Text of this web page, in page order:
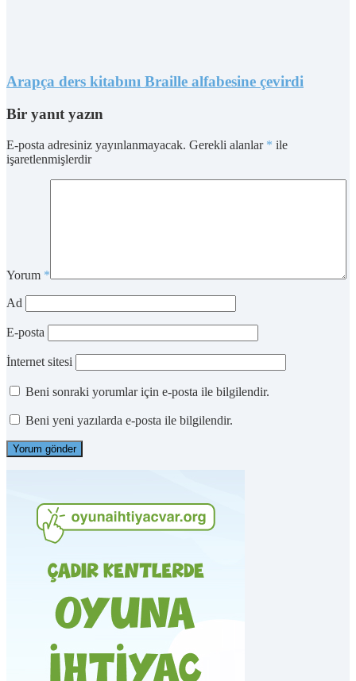
Arapça ders kitabını Braille alfabesine çevirdi
Bir yanıt yazın
E-posta adresiniz yayınlanmayacak. Gerekli alanlar * ile
işaretlenmişlerdir
Yorum *
Ad
E-posta
İnternet sitesi
Beni sonraki yorumlar için e-posta ile bilgilendir.
Beni yeni yazılarda e-posta ile bilgilendir.